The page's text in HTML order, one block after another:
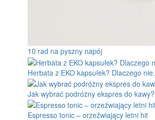
10 rad na pyszny napój
Herbata z EKO kapsułek? Dlaczego nie.
Jak wybrać podróżny ekspres do kawy?
Espresso tonic – orzeźwiający letni hit